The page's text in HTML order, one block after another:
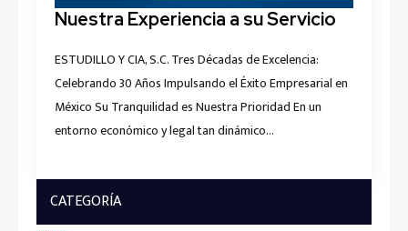
Nuestra Experiencia a su Servicio
ESTUDILLO Y CIA, S.C. Tres Décadas de Excelencia:
Celebrando 30 Años Impulsando el Éxito Empresarial en
México Su Tranquilidad es Nuestra Prioridad En un
entorno económico y legal tan dinámico…
CATEGORÍA